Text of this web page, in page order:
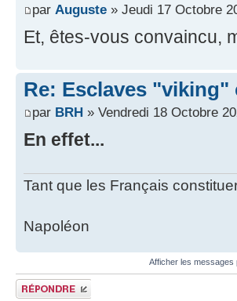
par Auguste » Jeudi 17 Octobre
Et, êtes-vous convaincu,
Re: Esclaves "viking"
par BRH » Vendredi 18 Octobre
En effet...
Tant que les Français
Napoléon
Afficher les messages
Publier une
réponse